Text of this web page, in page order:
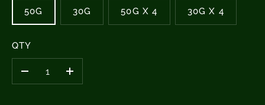
50G 30G 50G X 4 30G X 4
QTY
+